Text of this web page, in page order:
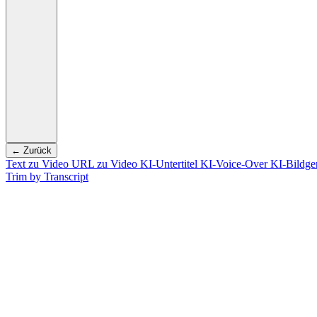
← Zurück
Text zu Video URL zu Video KI-Untertitel KI-Voice-OverKI-
Trim by Transcript